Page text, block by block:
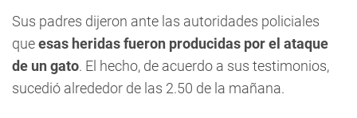
Sus padres dijeron ante las autoridades policiales
queesas heridas fueron producidas por el ataque
de un gato. El hecho, de acuerdo a sus testimonios,
sucedió alrededor de las 2.50 de la mañana.